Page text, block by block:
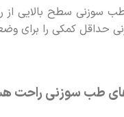
کمکی را برای وضعیت اولیه آن‌ها
طب سوزنی راحت